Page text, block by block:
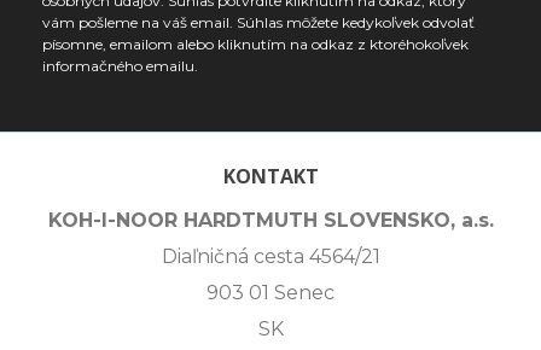
vám pošleme na váš email. Súhlas môžete kedykoľvek odvolať
písomne, emailom alebo kliknutím na odkaz z ktoréhokoľvek
informačného emailu.
KONTAKT
KOH-I-NOOR HARDTMUTH SLOVENSKO, a.s.
Diaľničná cesta 4564/21
903 01 Senec
SK